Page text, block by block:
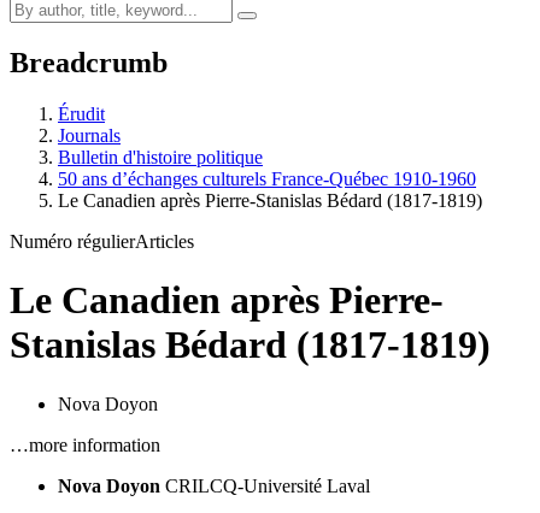
Breadcrumb
Érudit
Journals
Bulletin d'histoire politique
50 ans d’échanges culturels France-Québec 1910-1960
Le Canadien après Pierre-Stanislas Bédard (1817-1819)
Numéro régulierArticles
Le Canadien après Pierre-
Stanislas Bédard (1817-1819)
Nova Doyon
…more information
Nova Doyon CRILCQ-Université Laval